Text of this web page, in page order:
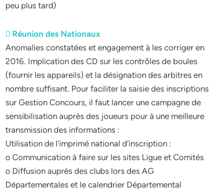
peu plus tard)
 Réunion des Nationaux
Anomalies constatées et engagement à les corriger en
2016. Implication des CD sur les contrôles de boules
(fournir les appareils) et la désignation des arbitres en
nombre suffisant. Pour faciliter la saisie des inscriptions
sur Gestion Concours, il faut lancer une campagne de
sensibilisation auprès des joueurs pour à une meilleure
transmission des informations :
Utilisation de l’imprimé national d’inscription :
o Communication à faire sur les sites Ligue et Comités
o Diffusion auprès des clubs lors des AG
Départementales et le calendrier Départemental